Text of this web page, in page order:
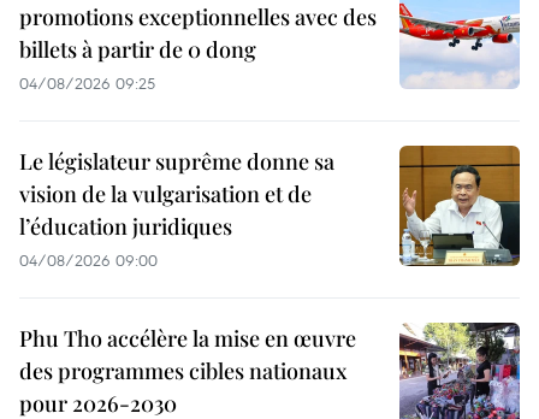
promotions exceptionnelles avec des
billets à partir de 0 dong
04/08/2026 09:25
Le législateur suprême donne sa
vision de la vulgarisation et de
l’éducation juridiques
04/08/2026 09:00
Phu Tho accélère la mise en œuvre
des programmes cibles nationaux
pour 2026-2030